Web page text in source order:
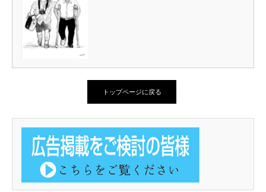
トップページに戻る